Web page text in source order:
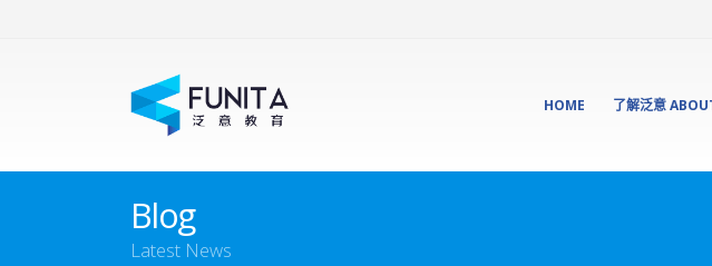
HOME 了解泛意
Blog
Latest News